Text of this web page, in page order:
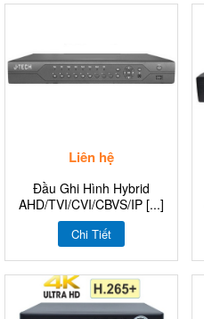
Liên hệ
Đầu Ghi Hình Hybrid
AHD/TVI/CVI/CBVS/IP [...]
Chi Tiết